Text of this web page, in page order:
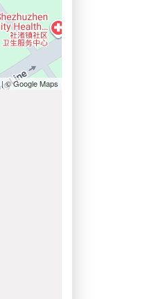
| © Google Maps